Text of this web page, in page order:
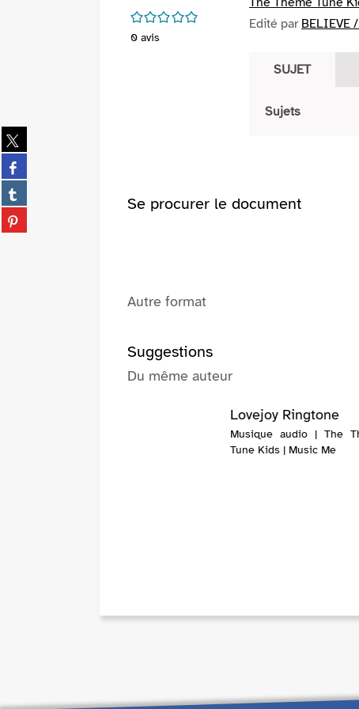
Partager
sur
twitter
(Nouvelle
fenêtre)
Partager
sur
facebook
(Nouvelle
fenêtre)
Partager
sur
tumblr
Partager
sur
/5
0 avis
Edité par BELIEVE
SUJET
Sujets
Se procurer le document
Autre format
Suggestions
Du même auteur
Lovejoy Ringtone
Musique audio | The
Tune Kids | Music Me